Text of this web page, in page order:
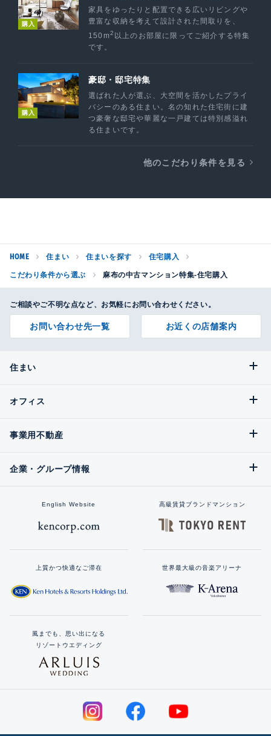
購入
家具をゆったりと配置できる広いリビングや
豊富な収納を考えて設計された間取りを、
150m2 以上のお部屋に限ってご紹介する特集
です。
購入
豪邸・邸宅特集
選ばれた人が選ぶ、大空間を活かしたプライ
バシーのある住まい。名の知れた住宅街に建
つ豪奢な邸宅や華麗な一戸建ては特別感溢れ
る住まいです。
他のこだわり条件を見る
HOME 住まい 住まいを探す 住宅購入
こだわり条件から選ぶ 麻布の中古マンション特集-住宅購入
ご相談やご不明な点など、お気軽にお問い合わせください。
お問い合わせ先一覧 お近くの店舗案内
住まい
オフィス
事業用不動産
企業・グループ情報
English Website 高級賃貸ブランドマンション
上質かつ快適なご滞在 世界最大級の音楽アリーナ
風までも、思い出になる
リゾートウエディング